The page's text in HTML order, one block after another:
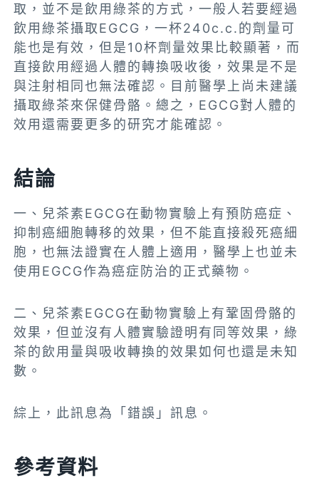
取，並不是飲用綠茶的方式，一般人若要經過
飲用綠茶攝取EGCG，一杯240c.c.的劑量可
能也是有效，但是10杯劑量效果比較顯著，而
直接飲用經過人體的轉換吸收後，效果是不是
與注射相同也無法確認。目前醫學上尚未建議
攝取綠茶來保健骨骼。總之，EGCG對人體的
效用還需要更多的研究才能確認。
結論
一、兒茶素EGCG在動物實驗上有預防癌症、
抑制癌細胞轉移的效果，但不能直接殺死癌細
胞，也無法證實在人體上適用，醫學上也並未
使用EGCG作為癌症防治的正式藥物。
二、兒茶素EGCG在動物實驗上有鞏固骨骼的
效果，但並沒有人體實驗證明有同等效果，綠
茶的飲用量與吸收轉換的效果如何也還是未知
數。
綜上，此訊息為「錯誤」訊息。
參考資料